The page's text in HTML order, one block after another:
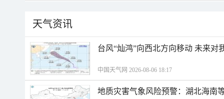
天气资讯
台风“灿鸿”向西北方向移动 未来对
中国天气网 2026-08-06 18:17
地质灾害气象风险预警：湖北海南